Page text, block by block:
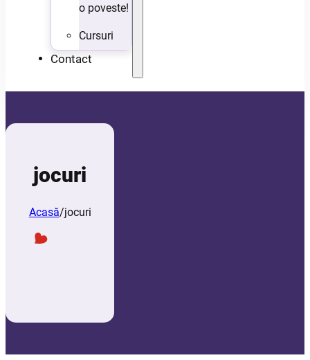
o poveste!
Cursuri
Contact
jocuri
Acasă/jocuri